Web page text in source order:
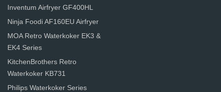
Inventum Airfryer GF400HL
Ninja Foodi AF160EU Airfryer
MOA Retro Waterkoker EK3 &
EK4 Series
KitchenBrothers Retro
Waterkoker KB731
Philips Waterkoker Series